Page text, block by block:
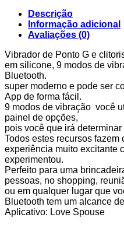
Descrição
Informação adicional
Avaliações (0)
Vibrador de Ponto G e
em silicone, 9 modos de
Bluetooth.
super moderno e pode ser
App de forma fácil.
9 modos de vibração você
painel de opções,
pois você que irá
Todos estes recursos fazem
experiência muito excitante
experimentou.
Perfeito para uma
pessoas, no shopping,
ou em qualquer lugar que
Bluetooth tem um alcance
Aplicativo: Love Spouse